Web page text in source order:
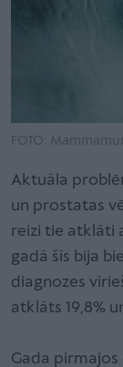
FOTO:
Aktuāla
un prostatas
reizi tie atklāti
gadā šīs bija
diagnozes
atklāts 19,8%
Gada